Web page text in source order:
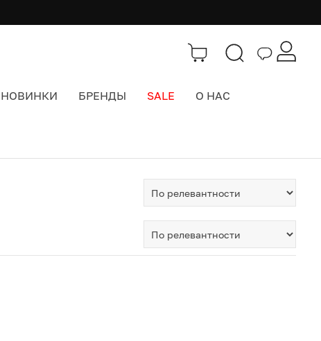
НОВИНКИ БРЕНДЫ SALE О НАС